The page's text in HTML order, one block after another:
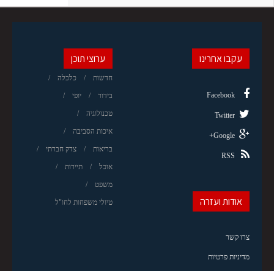
ערוצי תוכן
חדשות כלכלה
בידור יופי
טכנולוגיה
איכות הסביבה
בריאות צדק חברתי
אוכל תיירות
משפט
טיולי משפחות לחו"ל
עקבו אחרינו
Facebook
Twitter
Google+
RSS
אודות ועזרה
צרו קשר
מדיניות פרטיות